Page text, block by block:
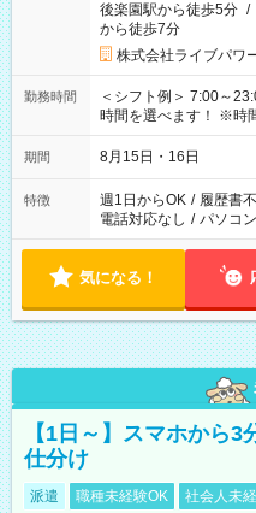
後楽園駅から徒歩5分 /
から徒歩7分
株式会社ライブパワ
勤務時間
＜シフト例＞ 7:00～23:00 13:30～
時間を選べます！ ※時
期間 8月15日・16日
特徴 週1日からOK / 履歴書
電話対応なし / パソコ
気になる！
【1日～】スマホから
仕分け
派遣 職種未経験OK 社会人未